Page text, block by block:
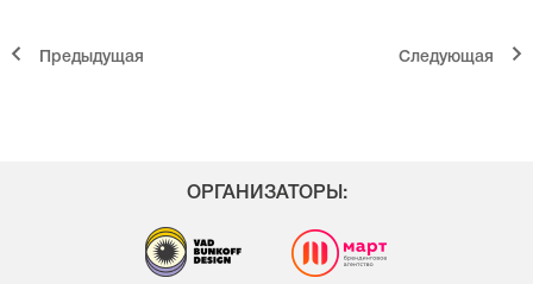
Предыдущая Cледующая
ОРГАНИЗАТОРЫ: